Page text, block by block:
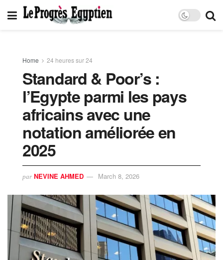
Home 24 heures sur 24
Standard & Poor’s :
l’Egypte parmi les pays
africains avec une
notation améliorée en
2025
par NEVINE AHMED March 8, 2026